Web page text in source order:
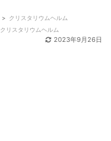
> クリスタリウムヘルム
クリスタリウムヘルム
2023年9月26日